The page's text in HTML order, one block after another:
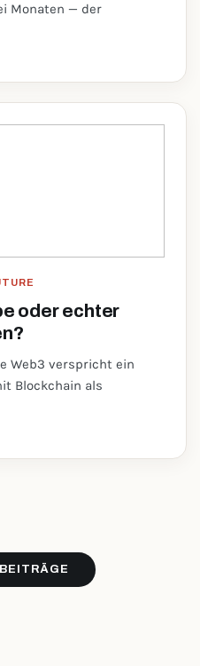
Monaten — der
oder echter
Web3 verspricht ein
Blockchain als